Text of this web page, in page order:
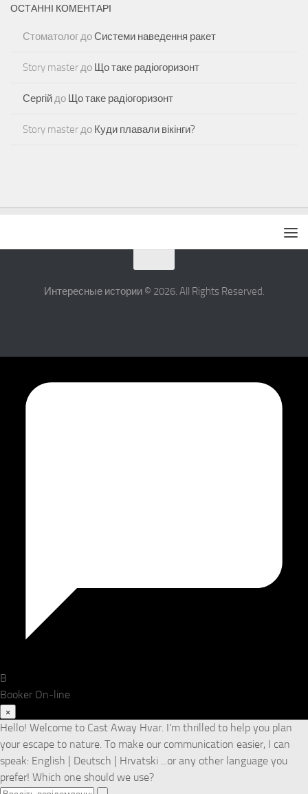
ОСТАННІ КОМЕНТАРІ
СтоматологдоСистеми наведення ракет
Story masterдо Що таке радіогоризонт
Сергійдо Що таке радіогоризонт
Story masterдо Куди плавали вікінги?
Интересные истории © 2026. All Rights Reserved.
B
Booker On-line
×
Hello! Welcome to Cast Away Hvar. I'm thrilled to help you plan
your escape to nature. To make our communication easier, I can
speak: English | Deutsch | Hrvatski ...or any other language you
prefer! Which one should we use?